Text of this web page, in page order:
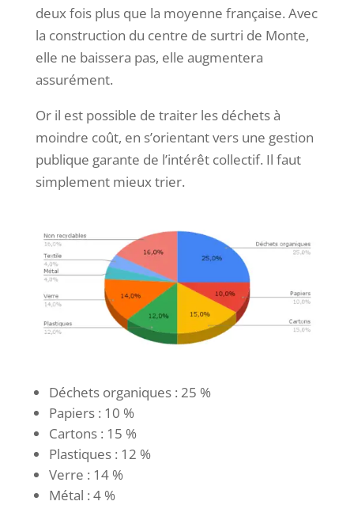
deux fois plus que la moyenne française. Avec
la construction du centre de surtri de Monte,
elle ne baissera pas, elle augmentera
assurément.
Or il est possible de traiter les déchets à
moindre coût, en s’orientant vers une gestion
publique garante de l’intérêt collectif. Il faut
simplement mieux trier.
Déchets organiques : 25 %
Papiers : 10 %
Cartons : 15 %
Plastiques : 12 %
Verre : 14 %
Métal : 4 %